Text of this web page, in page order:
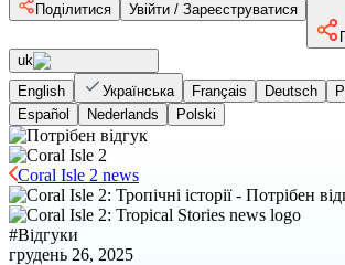
Поділитися
Увійти / Зареєструватися
uk
English
Українська Français Deutsch
Español
Nederlands Polski
Coral Isle 2 news
#Відгуки
грудень 26, 2025